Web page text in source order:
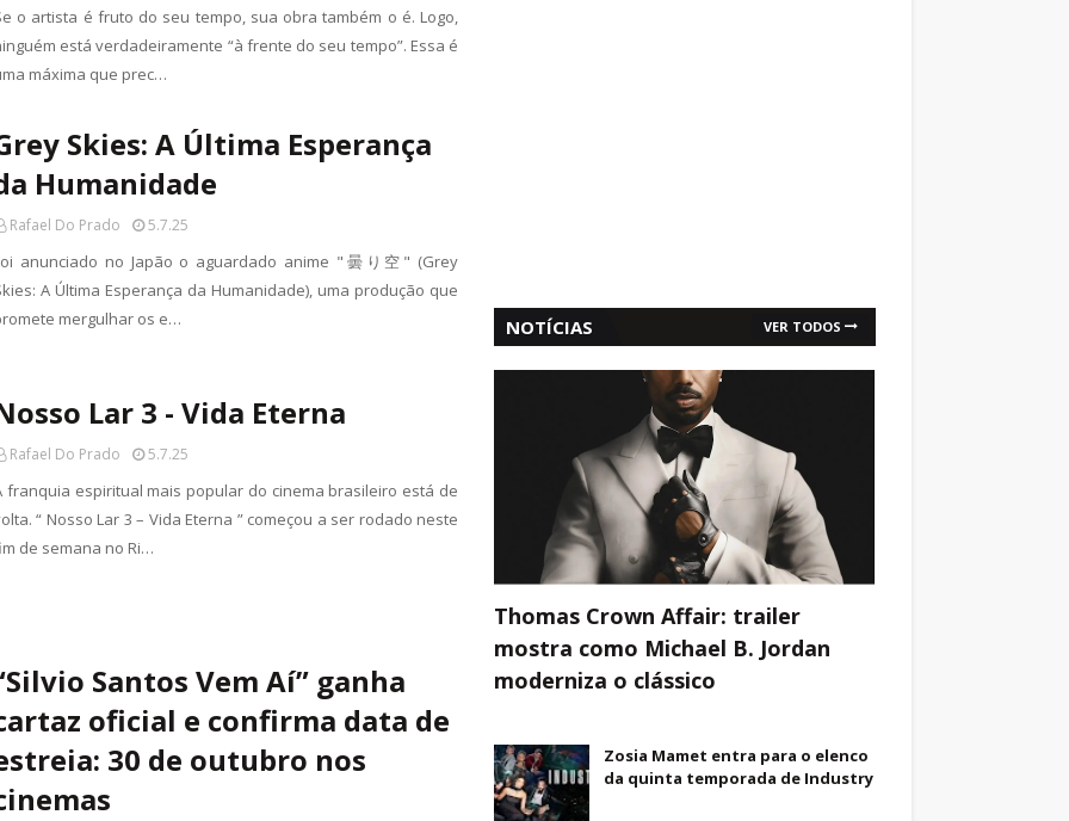
o artista é fruto do seu tempo, sua obra também o é. Logo,
está verdadeiramente “à frente do seu tempo”. Essa é
máxima que prec…
Skies: A Última Esperança
Humanidade
Rafael Do Prado 5.7.25
anunciado no Japão o aguardado anime "曇り空" (Grey
A Última Esperança da Humanidade), uma produção que
mergulhar os e…
Lar 3 - Vida Eterna
Rafael Do Prado 5.7.25
franquia espiritual mais popular do cinema brasileiro está de
“ Nosso Lar 3 – Vida Eterna ” começou a ser rodado neste
de semana no Ri…
Santos Vem Aí” ganha
oficial e confirma data de
30 de outubro nos
NOTÍCIAS VER TODOS
Thomas Crown Affair: trailer
mostra como Michael B. Jordan
moderniza o clássico
Zosia Mamet entra para o elenco
da quinta temporada de Industry